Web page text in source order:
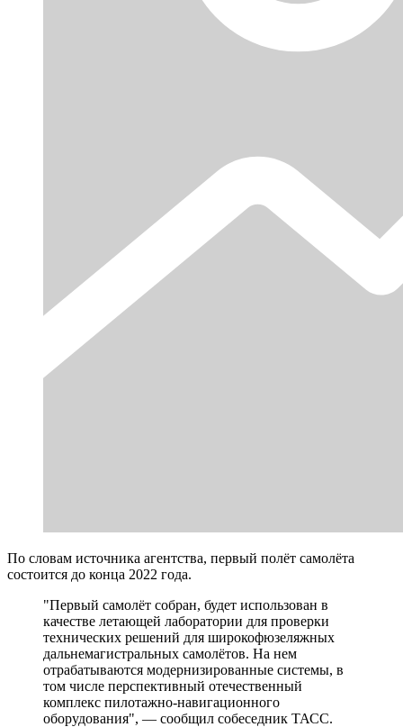
По словам источника агентства, первый полёт самолёта
состоится до конца 2022 года.
"Первый самолёт собран, будет использован в
качестве летающей лаборатории для проверки
технических решений для широкофюзеляжных
дальнемагистральных самолётов. На нем
отрабатываются модернизированные системы, в
том числе перспективный отечественный
комплекс пилотажно-навигационного
оборудования", — сообщил собеседник ТАСС.